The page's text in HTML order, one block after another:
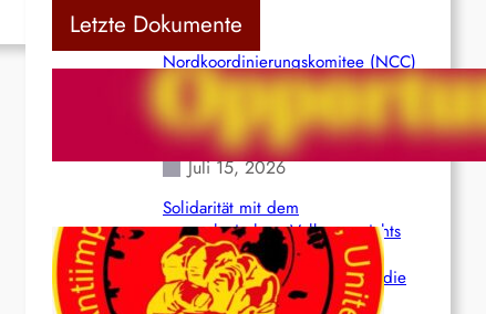
Letzte Dokumente
Nordkoordinierungskomitee (NCC)
der Kommunistischen Partei Indiens
(Maoistisch): Postmoderner
Opportunismus
Juli 15, 2026
Solidarität mit dem
venezolanischem Volk angesichts
der verlorenen Leben und der
katastrophalen Situation durch die
Erdbeben des 24. Juni!